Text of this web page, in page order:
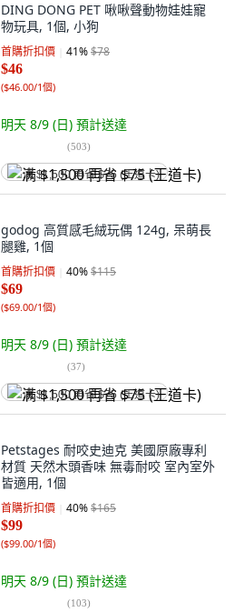
DING DONG PET 啾啾聲動物娃娃寵
物玩具, 1個, 小狗
首購折扣價 41%$78
$46
($46.00/1個)
明天 8/9 (日) 預計送達
(503)
满 $1,500 再省 $75 (王道卡)
godog 高質感毛絨玩偶 124g, 呆萌長
腿雞, 1個
首購折扣價 40%$115
$69
($69.00/1個)
明天 8/9 (日) 預計送達
(37)
满 $1,500 再省 $75 (王道卡)
Petstages 耐咬史迪克 美國原廠專利
材質 天然木頭香味 無毒耐咬 室內室外
皆適用, 1個
首購折扣價 40%$165
$99
($99.00/1個)
明天 8/9 (日) 預計送達
(103)